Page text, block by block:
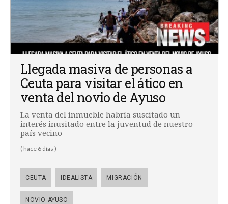
Llegada masiva de personas a
Ceuta para visitar el ático en
venta del novio de Ayuso
La venta del inmueble habría suscitado un
interés inusitado entre la juventud de nuestro
país vecino
( hace 6 días )
CEUTA IDEALISTA MIGRACIÓN
NOVIO AYUSO